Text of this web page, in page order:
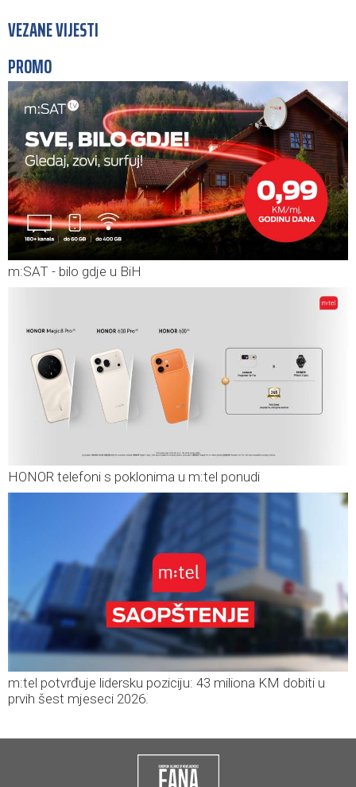
VEZANE VIJESTI
PROMO
m:SAT - bilo gdje u BiH
HONOR telefoni s poklonima u m:tel ponudi
m:tel potvrđuje lidersku poziciju: 43 miliona KM dobiti u
prvih šest mjeseci 2026.